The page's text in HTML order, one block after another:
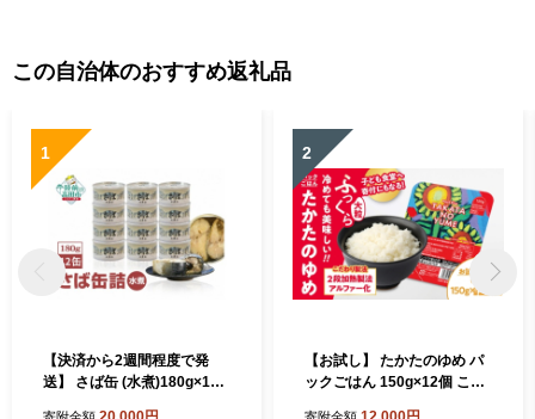
この自治体のおすすめ返礼品
1
【決済から2週間程度で発
送】 さば缶 (水煮)180g×12
2
【お試し】 たかたのゆめ パ
ックごはん 150g×12個 こど